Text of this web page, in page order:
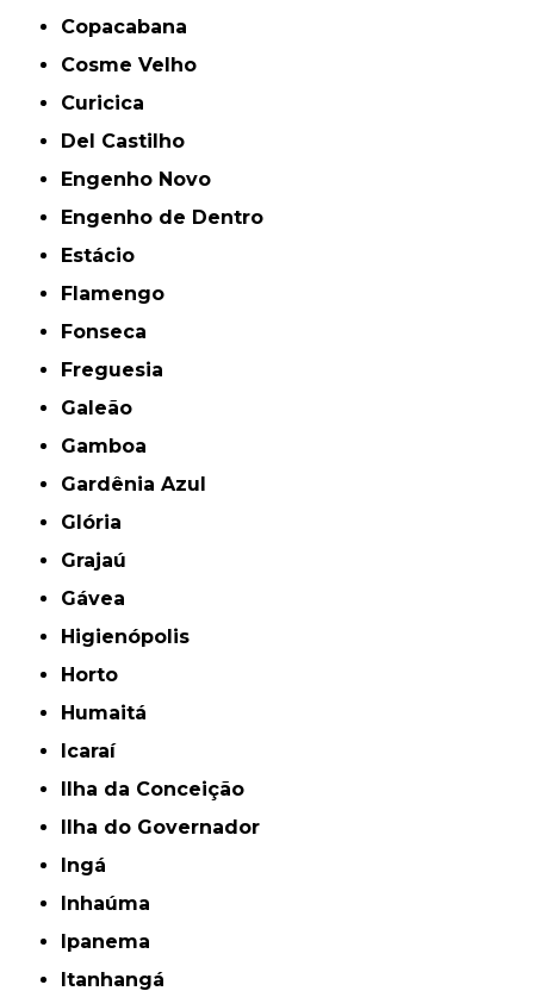
Copacabana
Cosme Velho
Curicica
Del Castilho
Engenho Novo
Engenho de Dentro
Estácio
Flamengo
Fonseca
Freguesia
Galeão
Gamboa
Gardênia Azul
Glória
Grajaú
Gávea
Higienópolis
Horto
Humaitá
Icaraí
Ilha da Conceição
Ilha do Governador
Ingá
Inhaúma
Ipanema
Itanhangá